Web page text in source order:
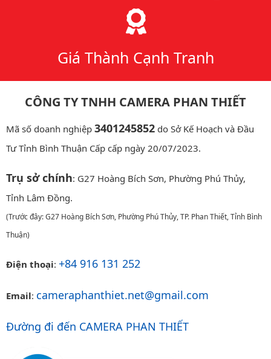
Giá Thành Cạnh Tranh
CÔNG TY TNHH CAMERA PHAN THIẾT
Mã số doanh nghiệp 3401245852 do Sở Kế Hoạch và Đầu
Tư Tỉnh Bình Thuận Cấp cấp ngày 20/07/2023.
Trụ sở chính: G27 Hoàng Bích Sơn, Phường Phú Thủy,
Tỉnh Lâm Đồng.
(Trước đây: G27 Hoàng Bích Sơn, Phường Phú Thủy, TP. Phan Thiết, Tỉnh Bình
Thuận)
Điện thoại: +84 916 131 252
Email: cameraphanthiet.net@gmail.com
Đường đi đến CAMERA PHAN THIẾT